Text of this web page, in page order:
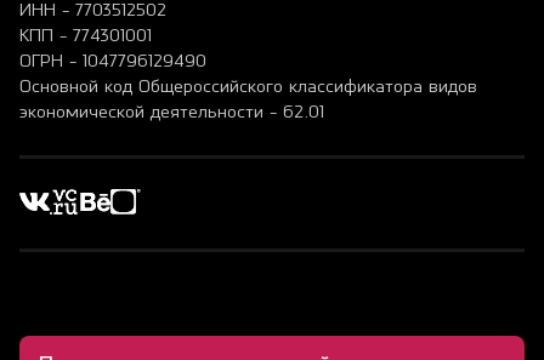
ИНН - 7703512502
КПП - 774301001
ОГРН - 1047796129490
Основной код Общероссийского классификатора видов
экономической деятельности - 62.01